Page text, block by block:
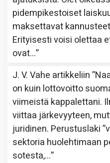
pidempikestoiset
maksettavat
Erityisesti voisi olettaa
ovat…”
J. V. Vahe artikkeliin
on kuin lottovoitto
viimeistä kappalettani.
viittaa järkevyyteen,
juridinen. Perustuslaki
sektoria huolehtimaan
sotesta,…”